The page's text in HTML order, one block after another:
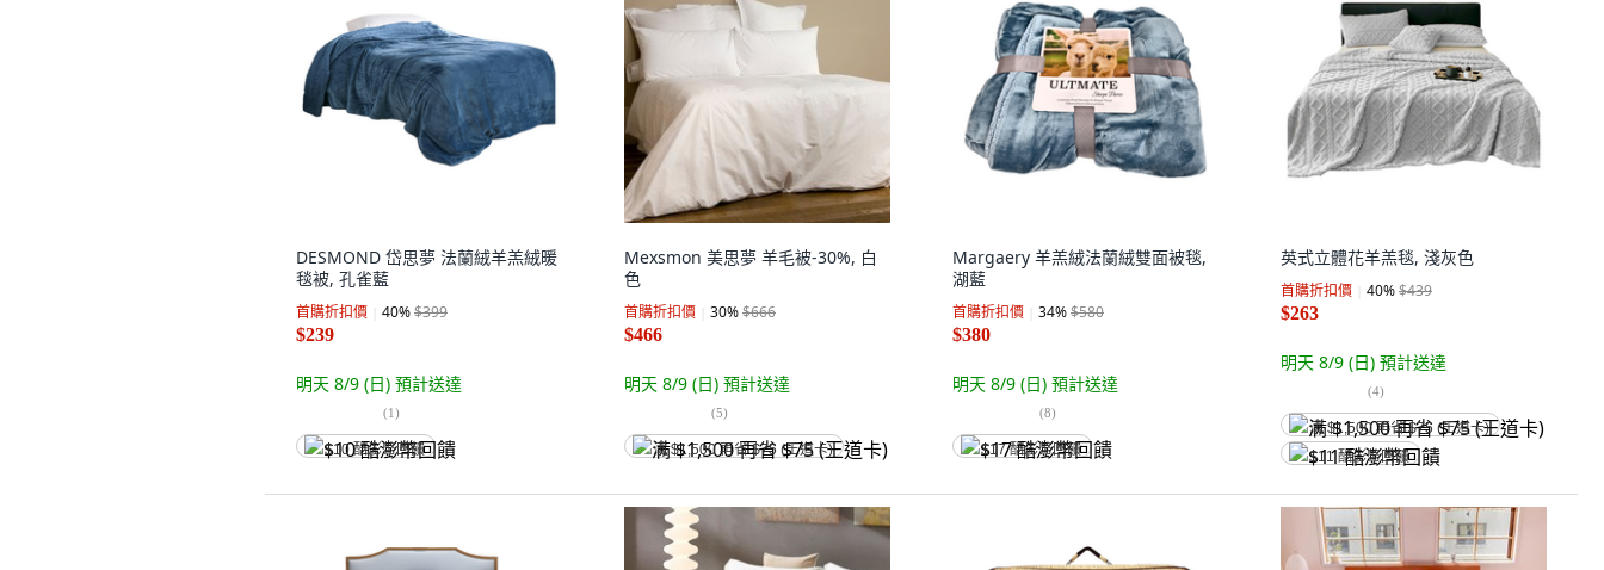
DESMOND 岱思夢 法蘭絨羊羔絨暖
毯被, 孔雀藍
首購折扣價 40%$399
$239
明天 8/9 (日) 預計送達
(1)
$10 酷澎幣回饋
Mexsmon 美思夢 羊毛被-30%, 白
色
首購折扣價 30%$666
$466
明天 8/9 (日) 預計送達
(5)
满 $1,500 再省 $75 (王道卡)
Margaery 羊羔絨法蘭絨雙面被毯,
湖藍
首購折扣價 34%$580
$380
明天 8/9 (日) 預計送達
(8)
$17 酷澎幣回饋
英式立體花羊羔毯, 淺灰色
首購折扣價 40%$439
$263
明天 8/9 (日) 預計送達
(4)
满 $1,500 再省 $75 (王道卡)
$11 酷澎幣回饋